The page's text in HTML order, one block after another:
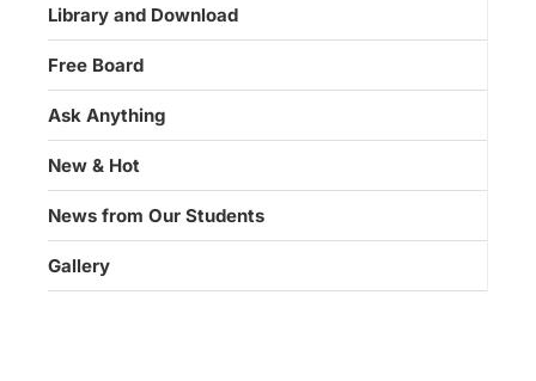
Library and Download
Free Board
Ask Anything
New & Hot
News from Our Students
Gallery